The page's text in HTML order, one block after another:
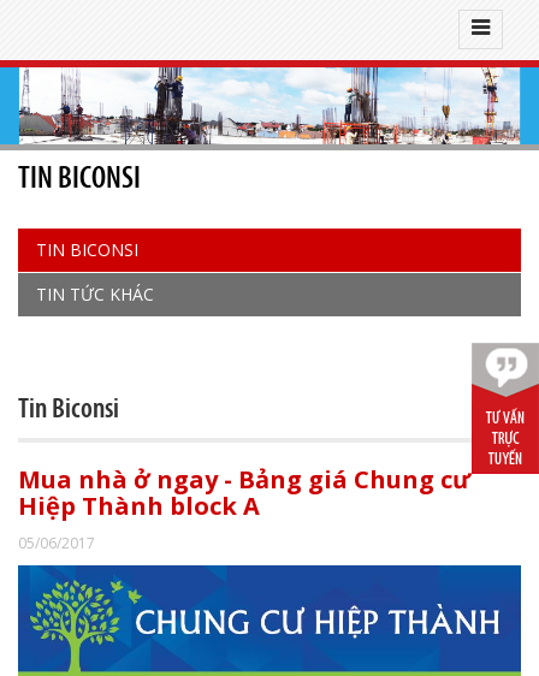
TIN BICONSI
TIN BICONSI
TIN TỨC KHÁC
Tin Biconsi
Mua nhà ở ngay - Bảng giá Chung cư
Hiệp Thành block A
05/06/2017